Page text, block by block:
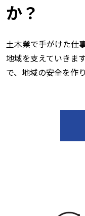
か？
土木業で手がけた仕
地域を支えていきま
で、地域の安全を作